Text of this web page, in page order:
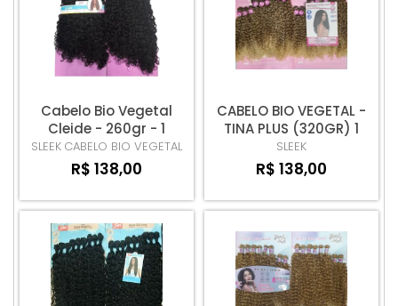
Cabelo Bio Vegetal
Cleide - 260gr - 1
Pacote
SLEEK CABELO BIO VEGETAL
R$ 138,00
CABELO BIO VEGETAL -
TINA PLUS (320GR) 1
PACOTE
SLEEK
R$ 138,00